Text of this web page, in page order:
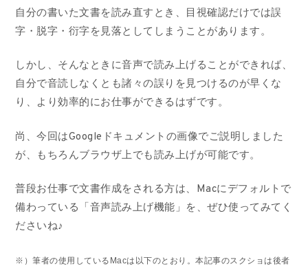
自分の書いた文書を読み直すとき、目視確認だけでは誤
字・脱字・衍字を見落としてしまうことがあります。
しかし、そんなときに音声で読み上げることができれば、
自分で音読しなくとも諸々の誤りを見つけるのが早くな
り、より効率的にお仕事ができるはずです。
尚、今回はGoogleドキュメントの画像でご説明しました
が、もちろんブラウザ上でも読み上げが可能です。
普段お仕事で文書作成をされる方は、Macにデフォルトで
備わっている「音声読み上げ機能」を、ぜひ使ってみてく
ださいね♪
※）筆者の使用しているMacは以下のとおり。本記事のスクショは後者